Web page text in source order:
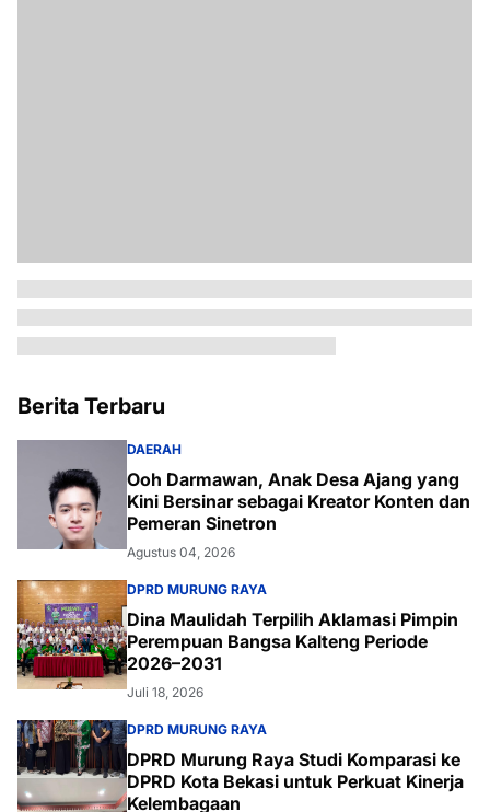
Berita Terbaru
DAERAH
Ooh Darmawan, Anak Desa Ajang yang
Kini Bersinar sebagai Kreator Konten dan
Pemeran Sinetron
Agustus 04, 2026
DPRD MURUNG RAYA
Dina Maulidah Terpilih Aklamasi Pimpin
Perempuan Bangsa Kalteng Periode
2026–2031
Juli 18, 2026
DPRD MURUNG RAYA
DPRD Murung Raya Studi Komparasi ke
DPRD Kota Bekasi untuk Perkuat Kinerja
Kelembagaan